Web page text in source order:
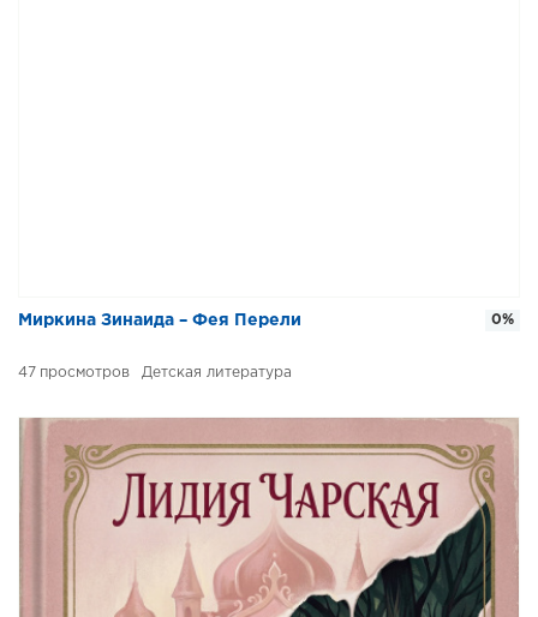
Миркина Зинаида – Фея Перели
47 Детская литература
0%